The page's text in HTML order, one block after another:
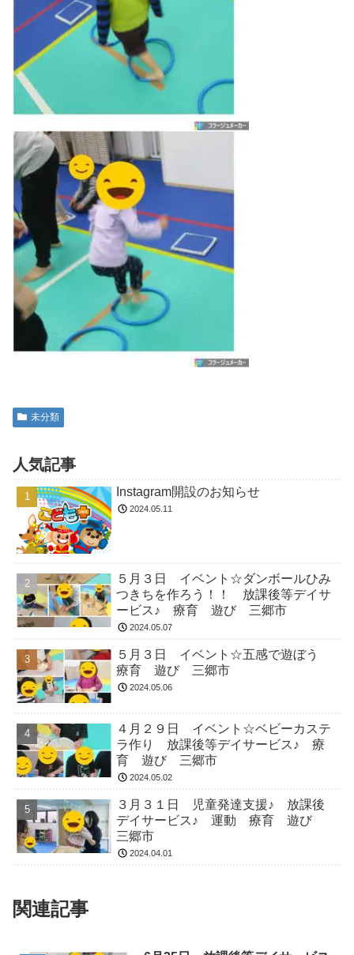
未分類
人気記事
Instagram開設のお知らせ
2024.05.11
５月３日 イベント☆ダンボールひみ
つきちを作ろう！！ 放課後等デイサ
ービス♪ 療育 遊び 三郷市
2024.05.07
５月３日 イベント☆五感で遊ぼう
療育 遊び 三郷市
2024.05.06
４月２９日 イベント☆ベビーカステ
ラ作り 放課後等デイサービス♪ 療
育 遊び 三郷市
2024.05.02
３月３１日 児童発達支援♪ 放課後
デイサービス♪ 運動 療育 遊び
三郷市
2024.04.01
関連記事